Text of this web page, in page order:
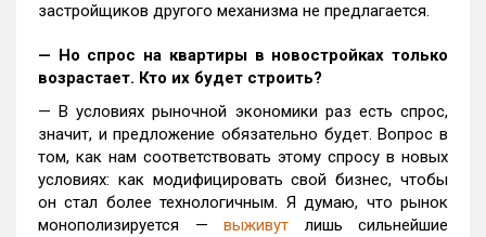
застройщиков другого механизма не предлагается.
— Но спрос на квартиры в новостройках только
возрастает. Кто их будет строить?
— В условиях рыночной экономики раз есть спрос,
значит, и предложение обязательно будет. Вопрос в
том, как нам соответствовать этому спросу в новых
условиях: как модифицировать свой бизнес, чтобы
он стал более технологичным. Я думаю, что рынок
монополизируется — выживут лишь сильнейшие